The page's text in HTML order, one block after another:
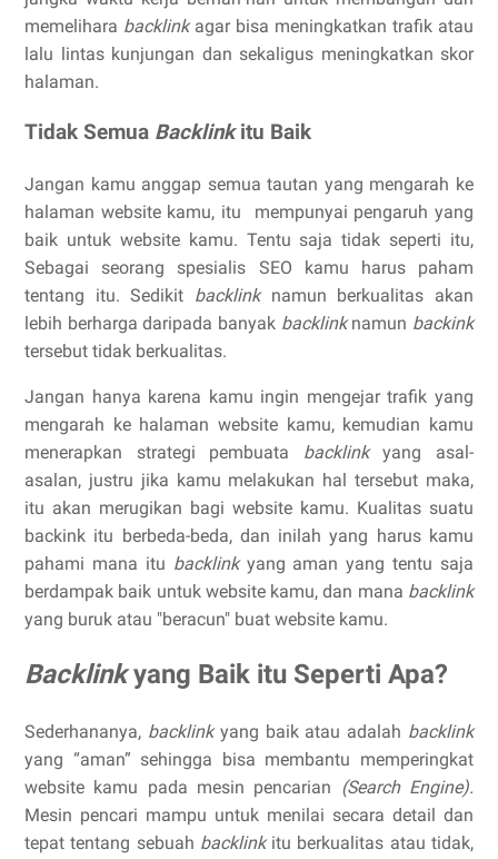
memelihara backlink agar bisa meningkatkan trafik atau
lalu lintas kunjungan dan sekaligus meningkatkan skor
halaman.
Tidak Semua Backlinkitu Baik
Jangan kamu anggap semua tautan yang mengarah ke
halaman website kamu, itu mempunyai pengaruh yang
baik untuk website kamu. Tentu saja tidak seperti itu,
Sebagai seorang spesialis SEO kamu harus paham
tentang itu. Sedikit backlink namun berkualitas akan
lebih berharga daripada banyak backlinknamun backink
tersebut tidak berkualitas.
Jangan hanya karena kamu ingin mengejar trafik yang
mengarah ke halaman website kamu, kemudian kamu
menerapkan strategi pembuata backlinkyang asal-
asalan, justru jika kamu melakukan hal tersebut maka,
itu akan merugikan bagi website kamu. Kualitas suatu
backink itu berbeda-beda, dan inilah yang harus kamu
pahami mana itu backlink yang aman yang tentu saja
berdampak baik untuk website kamu, dan mana backlink
yang buruk atau "beracun" buat website kamu.
Backlinkyang Baik itu Seperti Apa?
Sederhananya, backlink yang baik atau adalah backlink
yang “aman” sehingga bisa membantu memperingkat
website kamu pada mesin pencarian (Search Engine).
Mesin pencari mampu untuk menilai secara detail dan
tepat tentang sebuah backlink itu berkualitas atau tidak,